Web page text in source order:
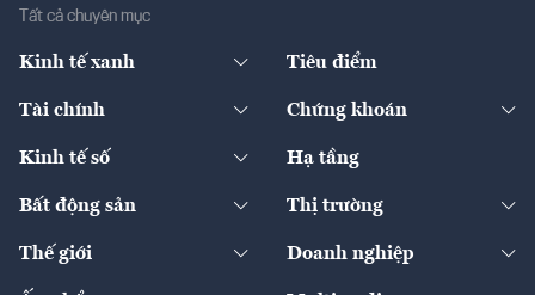
Tất cả chuyên mục
Kinh tế xanh
Diễn đàn
Tiêu điểm
Tài chính
Ngân hàng
Bảo hiểm
Chứng khoán
Doanh nghiệp niêm yết
Kinh tế số
Sản phẩm - Thị trường
Hạ tầng
Bất động sản
Chính sách
Thị trường
Thế giới
Kinh tế
Doanh nghiệp